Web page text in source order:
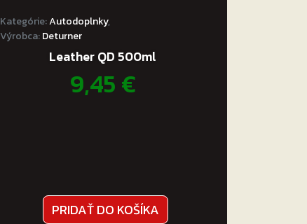
Kategórie:Autodoplnky,
Výrobca:Deturner
Leather QD 500ml
9,45€
PRIDAŤ DO KOŠÍKA